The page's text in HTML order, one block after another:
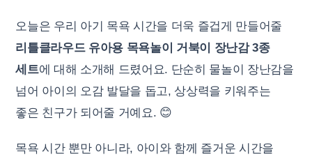
오늘은 우리 아기 목욕 시간을 더욱 즐겁게 만들어줄
리틀클라우드 유아용 목욕놀이 거북이 장난감 3종
세트에 대해 소개해 드렸어요. 단순히 물놀이 장난감을
넘어 아이의 오감 발달을 돕고, 상상력을 키워주는
좋은 친구가 되어줄 거예요. 😊
목욕 시간 뿐만 아니라, 아이와 함께 즐거운 시간을